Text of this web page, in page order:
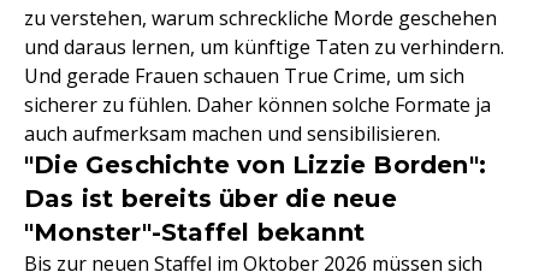
zu verstehen, warum schreckliche Morde geschehen
und daraus lernen, um künftige Taten zu verhindern.
Und gerade Frauen schauen True Crime, um sich
sicherer zu fühlen. Daher können solche Formate ja
auch aufmerksam machen und sensibilisieren.
"Die Geschichte von Lizzie Borden":
Das ist bereits über die neue
"Monster"-Staffel bekannt
Bis zur neuen Staffel im Oktober 2026 müssen sich